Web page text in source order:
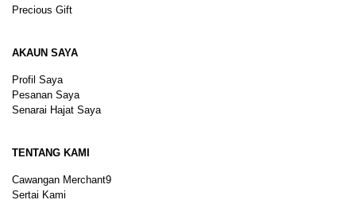
Precious Gift
AKAUN SAYA
Profil Saya
Pesanan Saya
Senarai Hajat Saya
TENTANG KAMI
Cawangan Merchant9
Sertai Kami